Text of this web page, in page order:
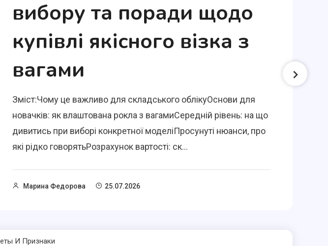
вибору та поради щодо
купівлі якісного візка з
вагами
Зміст:Чому це важливо для складського облікуОснови для
новачків: як влаштована рокла з вагамиСередній рівень: на що
дивитись при виборі конкретної моделіПросунуті нюанси, про
які рідко говорятьРозрахунок вартості: ск...
Марина Федорова 25.07.2026
И Признаки